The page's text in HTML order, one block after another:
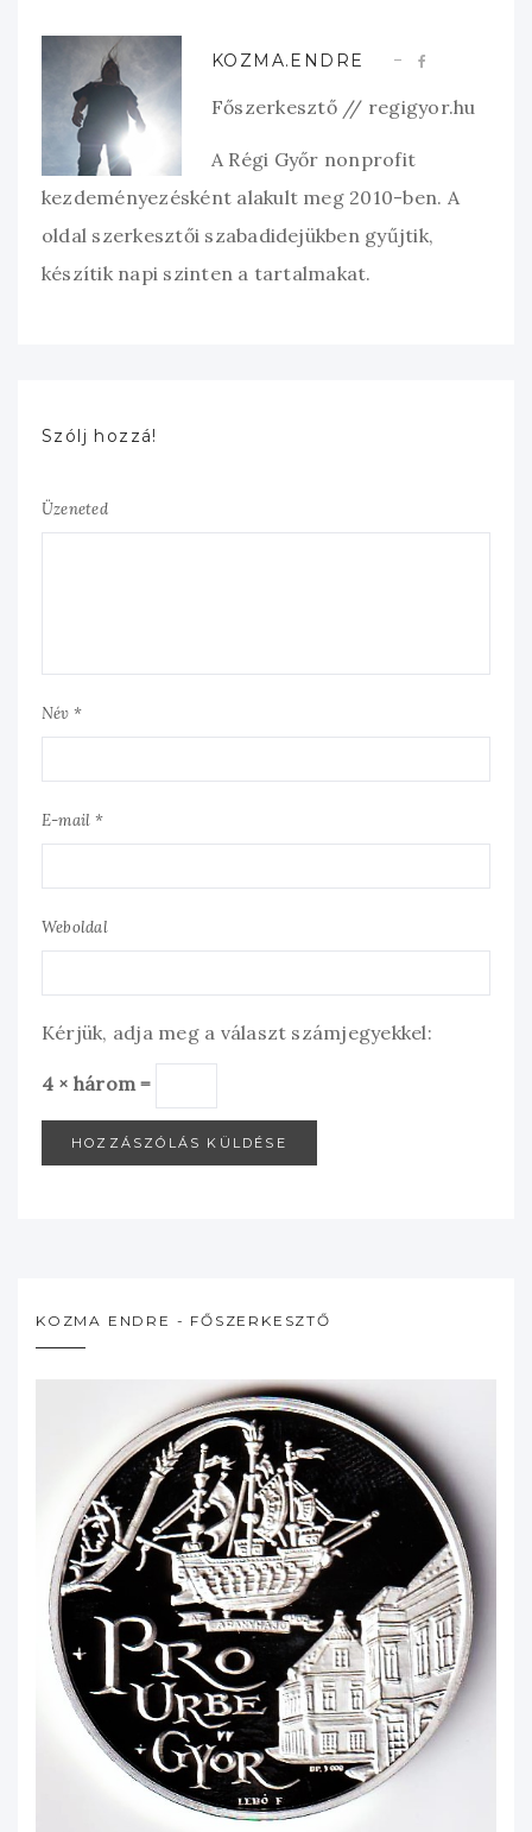
KOZMA.ENDRE
Főszerkesztő // regigyor.hu
A Régi Győr nonprofit
kezdeményezésként alakult meg 2010-ben. A
oldal szerkesztői szabadidejükben gyűjtik,
készítik napi szinten a tartalmakat.
Szólj hozzá!
Üzeneted
Név *
E-mail *
Weboldal
Kérjük, adja meg a választ számjegyekkel:
4 × három =
KOZMA ENDRE - FŐSZERKESZTŐ